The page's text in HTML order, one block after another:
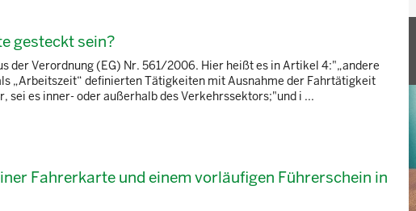
gesteckt sein?
der Verordnung (EG) Nr. 561/2006. Hier heißt es in Artikel 4:"„andere
„Arbeitszeit“ definierten Tätigkeiten mit Ausnahme der Fahrtätigkeit
es inner- oder außerhalb des Verkehrssektors;"und i ...
Fahrerkarte und einem vorläufigen Führerschein in